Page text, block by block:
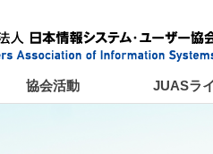
協会活動 JUASラ